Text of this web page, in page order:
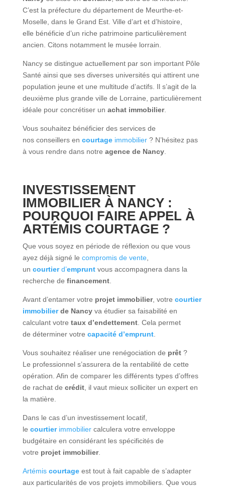
C’est la préfecture du département de Meurthe-et-
Moselle, dans le Grand Est. Ville d’art et d’histoire,
elle bénéficie d’un riche patrimoine particulièrement
ancien. Citons notamment le musée lorrain.
Nancyse distingue actuellement par son important Pôle
Santé ainsi que ses diverses universités qui attirent une
population jeune et une multitude d’actifs. Il s’agit de la
deuxième plus grande ville de Lorraine , particulièrement
idéale pour concrétiser un achat immobilier.
Vous souhaitezbénéficier des services de
nos conseillersen courtageimmobilier? N’hésitez pas
à vous rendre dans notre agence de Nancy.
INVESTISSEMENT
IMMOBILIER À NANCY :
POURQUOI FAIRE APPEL À
ARTÉMIS COURTAGE ?
Que vous soyez en période de réflexion ou que vous
ayez déjà signé le compromis de vente,
un courtier d’empruntvous accompagnera dans la
recherche de financement.
Avant d’entamer votre projet immobilier, votre courtier
immobilierde Nancyva étudier sa faisabilité en
calculant votre tauxd’endettement. Cela permet
de déterminervotre capacité d’emprunt.
Vous souhaitez réaliserune renégociation de prêt ?
Le professionnels’assurera de la rentabilité de cette
opération. Afin de comparer les différentstypes d’offres
de rachat de crédit, il vaut mieux solliciter un experten
la matière.
Dans le cas d’un investissement locatif,
le courtierimmobiliercalculera votre enveloppe
budgétaire en considérant les spécificités de
votre projet immobilier.
Artémis courtageest tout à fait capable de s’adapter
aux particularités de vos projets immobiliers. Que vous